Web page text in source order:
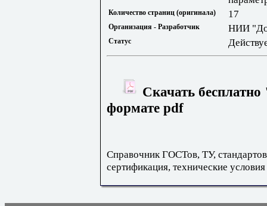
Количество страниц (оригинала) 17
Организация - Разработчик НИИ
Статус
Скачать
формате pdf
Справочник ГОСТов, ТУ,
сертификация, технические условия